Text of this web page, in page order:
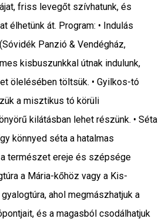
friss levegőt szívhatunk, és
élhetünk át. Program: • Indulás
Panzió & Vendégház,
kisbuszunkkal útnak indulunk,
ölelésében töltsük. • Gyilkos-tó
a misztikus tó körüli
kilátásban lehet részünk. • Séta
könnyed séta a hatalmas
természet ereje és szépsége
a Mária-kőhöz vagy a Kis-
ahol megmászhatjuk a
és a magasból csodálhatjuk